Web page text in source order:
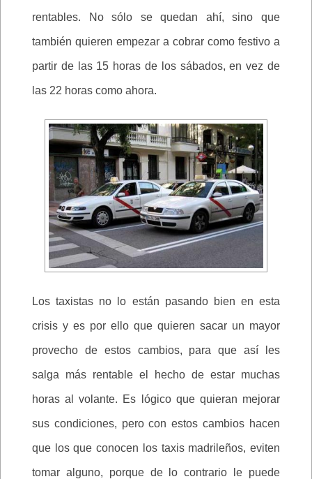
rentables. No sólo se quedan ahí, sino que
también quieren empezar a cobrar como festivo a
partir de las 15 horas de los sábados, en vez de
las 22 horas como ahora.
Los taxistas no lo están pasando bien en esta
crisis y es por ello que quieren sacar un mayor
provecho de estos cambios, para que así les
salga más rentable el hecho de estar muchas
horas al volante. Es lógico que quieran mejorar
sus condiciones, pero con estos cambios hacen
que los que conocen los taxis madrileños, eviten
tomar alguno, porque de lo contrario le puede